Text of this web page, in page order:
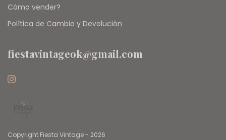
Cómo vender?
Política de Cambio y Devolución
fiestavintageok@gmail.com
Copyright Fiesta Vintage - 2026